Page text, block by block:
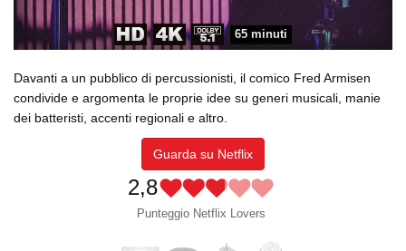
65 minuti
Davanti a un pubblico di percussionisti, il comico Fred Armisen
condivide e argomenta le proprie idee su generi musicali, manie
dei batteristi, accenti regionali e altro.
Guarda su Netflix
2,8
Punteggio Netflix Lovers